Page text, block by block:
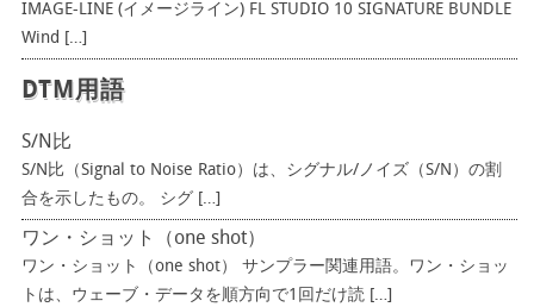
IMAGE-LINE (イメージライン) FL STUDIO 10 SIGNATURE BUNDLE
Wind […]
DTM用語
S/N比
S/N比（Signal to Noise Ratio）は、シグナル/ノイズ（S/N）の割
合を示したもの。 シグ […]
ワン・ショット（one shot）
ワン・ショット（one shot） サンプラー関連用語。ワン・ショッ
トは、ウェーブ・データを順方向で1回だけ読 […]